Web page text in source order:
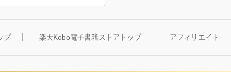
プ 楽天Kobo電子書籍ストアトップ アフィリエイト